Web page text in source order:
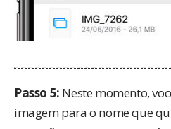
Passo 5: Neste momento,
imagem para o nome que